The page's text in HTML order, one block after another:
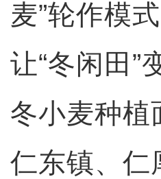
麦”轮作模
让“冬闲田”
冬小麦种植
仁东镇、仁